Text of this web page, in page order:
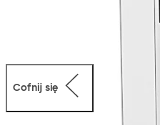
Cofnij się